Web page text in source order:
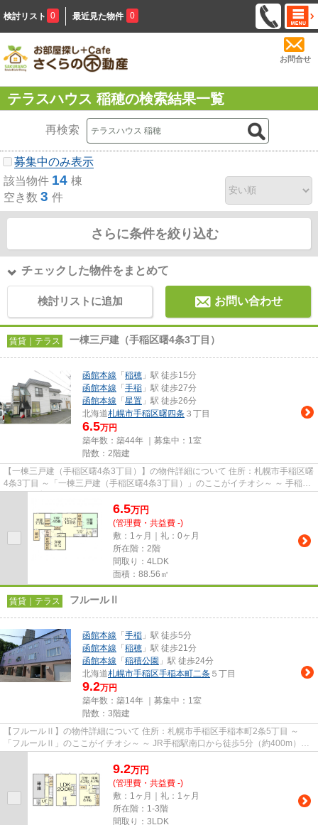
検討リスト 0 最近見た物件 0
お問合せ
テラスハウス 稲穂の検索結果一覧
再検索
募集中のみ表示
該当物件 14 棟
空き数 3 件
さらに条件を絞り込む
チェックした物件をまとめて
検討リストに追加 お問い合わせ
賃貸｜テラス 一棟三戸建（手稲区曙4条3丁目）
函館本線 「 稲穂 」駅 徒歩15分
函館本線 「 手稲 」駅 徒歩27分
函館本線 「 星置 」駅 徒歩26分
北海道札幌市手稲区曙四条 ３丁目
6.5万円
築年数：築44年 ｜募集中： 1室
階数：2階建
【一棟三戸建（手稲区曙4条3丁目）】の物件詳細について 住所：札幌市手稲区曙
4条3丁目 ～「一棟三戸建（手稲区曙4条3丁目）」のここがイチオシ～ ～ 手稲あ
6.5万円
(管理費・共益費 -)
敷：1ヶ月｜礼：0ヶ月
所在階：2階
間取り：4LDK
面積：88.56㎡
賃貸｜テラス フルールⅡ
函館本線 「 手稲 」駅 徒歩5分
函館本線 「 稲穂 」駅 徒歩21分
函館本線 「 稲積公園 」駅 徒歩24分
北海道札幌市手稲区手稲本町二条 ５丁目
9.2万円
築年数：築14年 ｜募集中： 1室
階数：3階建
【フルールⅡ】の物件詳細について 住所：札幌市手稲区手稲本町2条5丁目 ～
「フルールⅡ」のここがイチオシ～ ～ JR手稲駅南口から徒歩5分（約400m）の
9.2万円
(管理費・共益費 -)
敷：1ヶ月｜礼：1ヶ月
所在階：1-3階
間取り：3LDK